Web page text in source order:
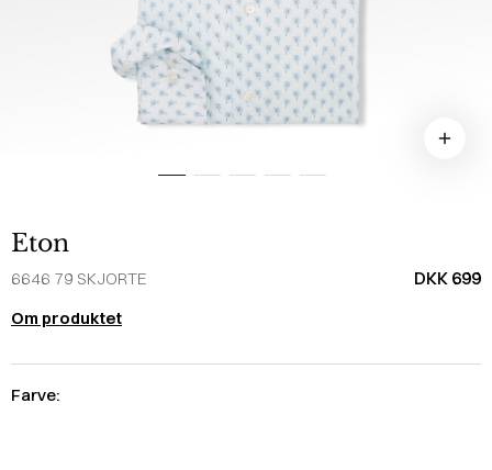
Eton
6646 79 SKJORTE DKK 699
Om produktet
Farve: